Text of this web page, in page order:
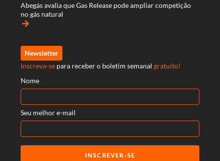
Abegás avalia que Gas Release pode ampliar competição
no gás natural
arrow_forward
Newsletter
Inscreva-se para receber o boletim semanal gratuito!
Nome
Seu melhor e-mail
INSCREVER-SE